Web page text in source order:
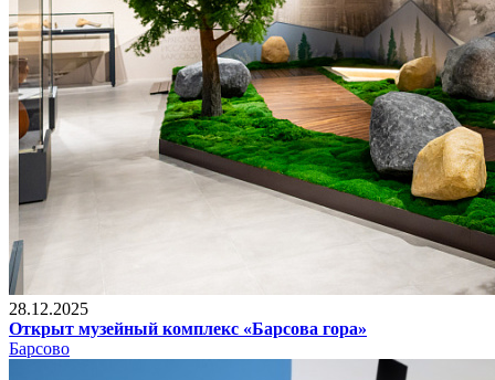
28.12.2025
Открыт музейный комплекс «Барсова гора»
Барсово